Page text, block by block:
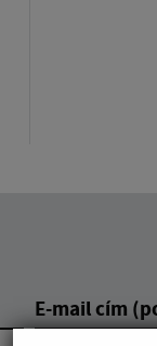
E-mail cím